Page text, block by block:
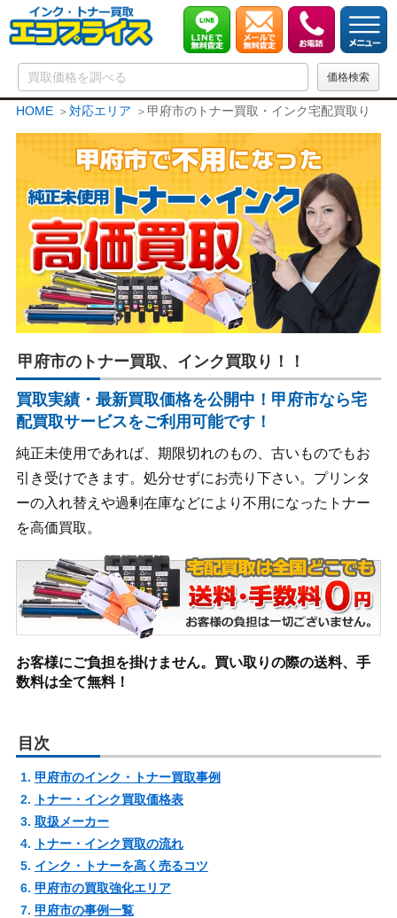
HOME 対応エリア 甲府市のトナー買取・インク宅配買取り
甲府市のトナー買取、インク買取り！！
買取実績・最新買取価格を公開中！甲府市なら宅
配買取サービスをご利用可能です！
純正未使用であれば、期限切れのもの、古いものでもお
引き受けできます。処分せずにお売り下さい。プリンタ
ーの入れ替えや過剰在庫などにより不用になったトナー
を高価買取。
お客様にご負担を掛けません。買い取りの際の送料、手
数料は全て無料！
目次
甲府市のインク・トナー買取事例
トナー・インク買取価格表
取扱メーカー
トナー・インク買取の流れ
インク・トナーを高く売るコツ
甲府市の買取強化エリア
甲府市の事例一覧